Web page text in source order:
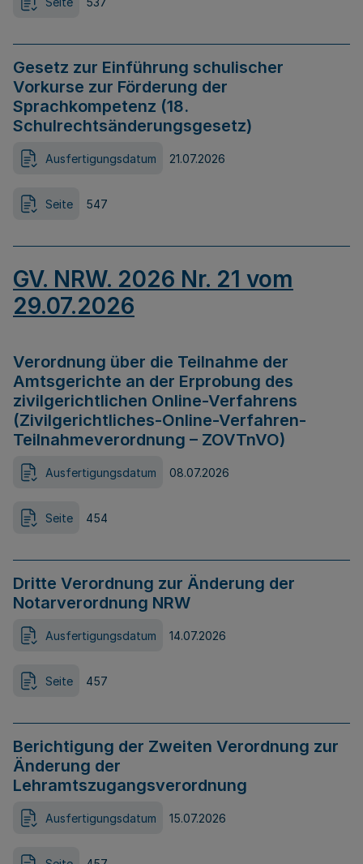
Gesetz zur Einführung schulischer
Vorkurse zur Förderung der
Sprachkompetenz (18.
Schulrechtsänderungsgesetz)
Ausfertigungsdatum 21.07.2026
Seite 547
GV. NRW. 2026 Nr. 21 vom
29.07.2026
Verordnung über die Teilnahme der
Amtsgerichte an der Erprobung des
zivilgerichtlichen Online-Verfahrens
(Zivilgerichtliches-Online-Verfahren-
Teilnahmeverordnung – ZOVTnVO)
Ausfertigungsdatum 08.07.2026
Seite 454
Dritte Verordnung zur Änderung der
Notarverordnung NRW
Ausfertigungsdatum 14.07.2026
Seite 457
Berichtigung der Zweiten Verordnung zur
Änderung der
Lehramtszugangsverordnung
Ausfertigungsdatum 15.07.2026